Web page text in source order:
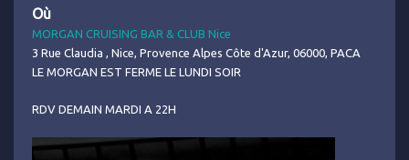
Où
MORGAN CRUISING BAR & CLUB Nice
3 Rue Claudia , Nice, Provence Alpes Côte d'Azur, 06000, PACA
LE MORGAN EST FERME LE LUNDI SOIR
RDV DEMAIN MARDI A 22H